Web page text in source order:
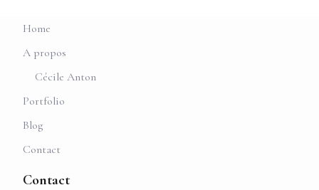
Home
A propos
Cécile Anton
Portfolio
Blog
Contact
Contact